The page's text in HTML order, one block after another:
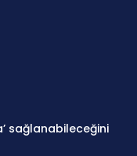
sağlanabileceğini